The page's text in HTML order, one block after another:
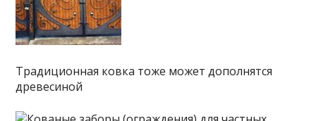
Традиционная ковка тоже может дополнятся
древесиной